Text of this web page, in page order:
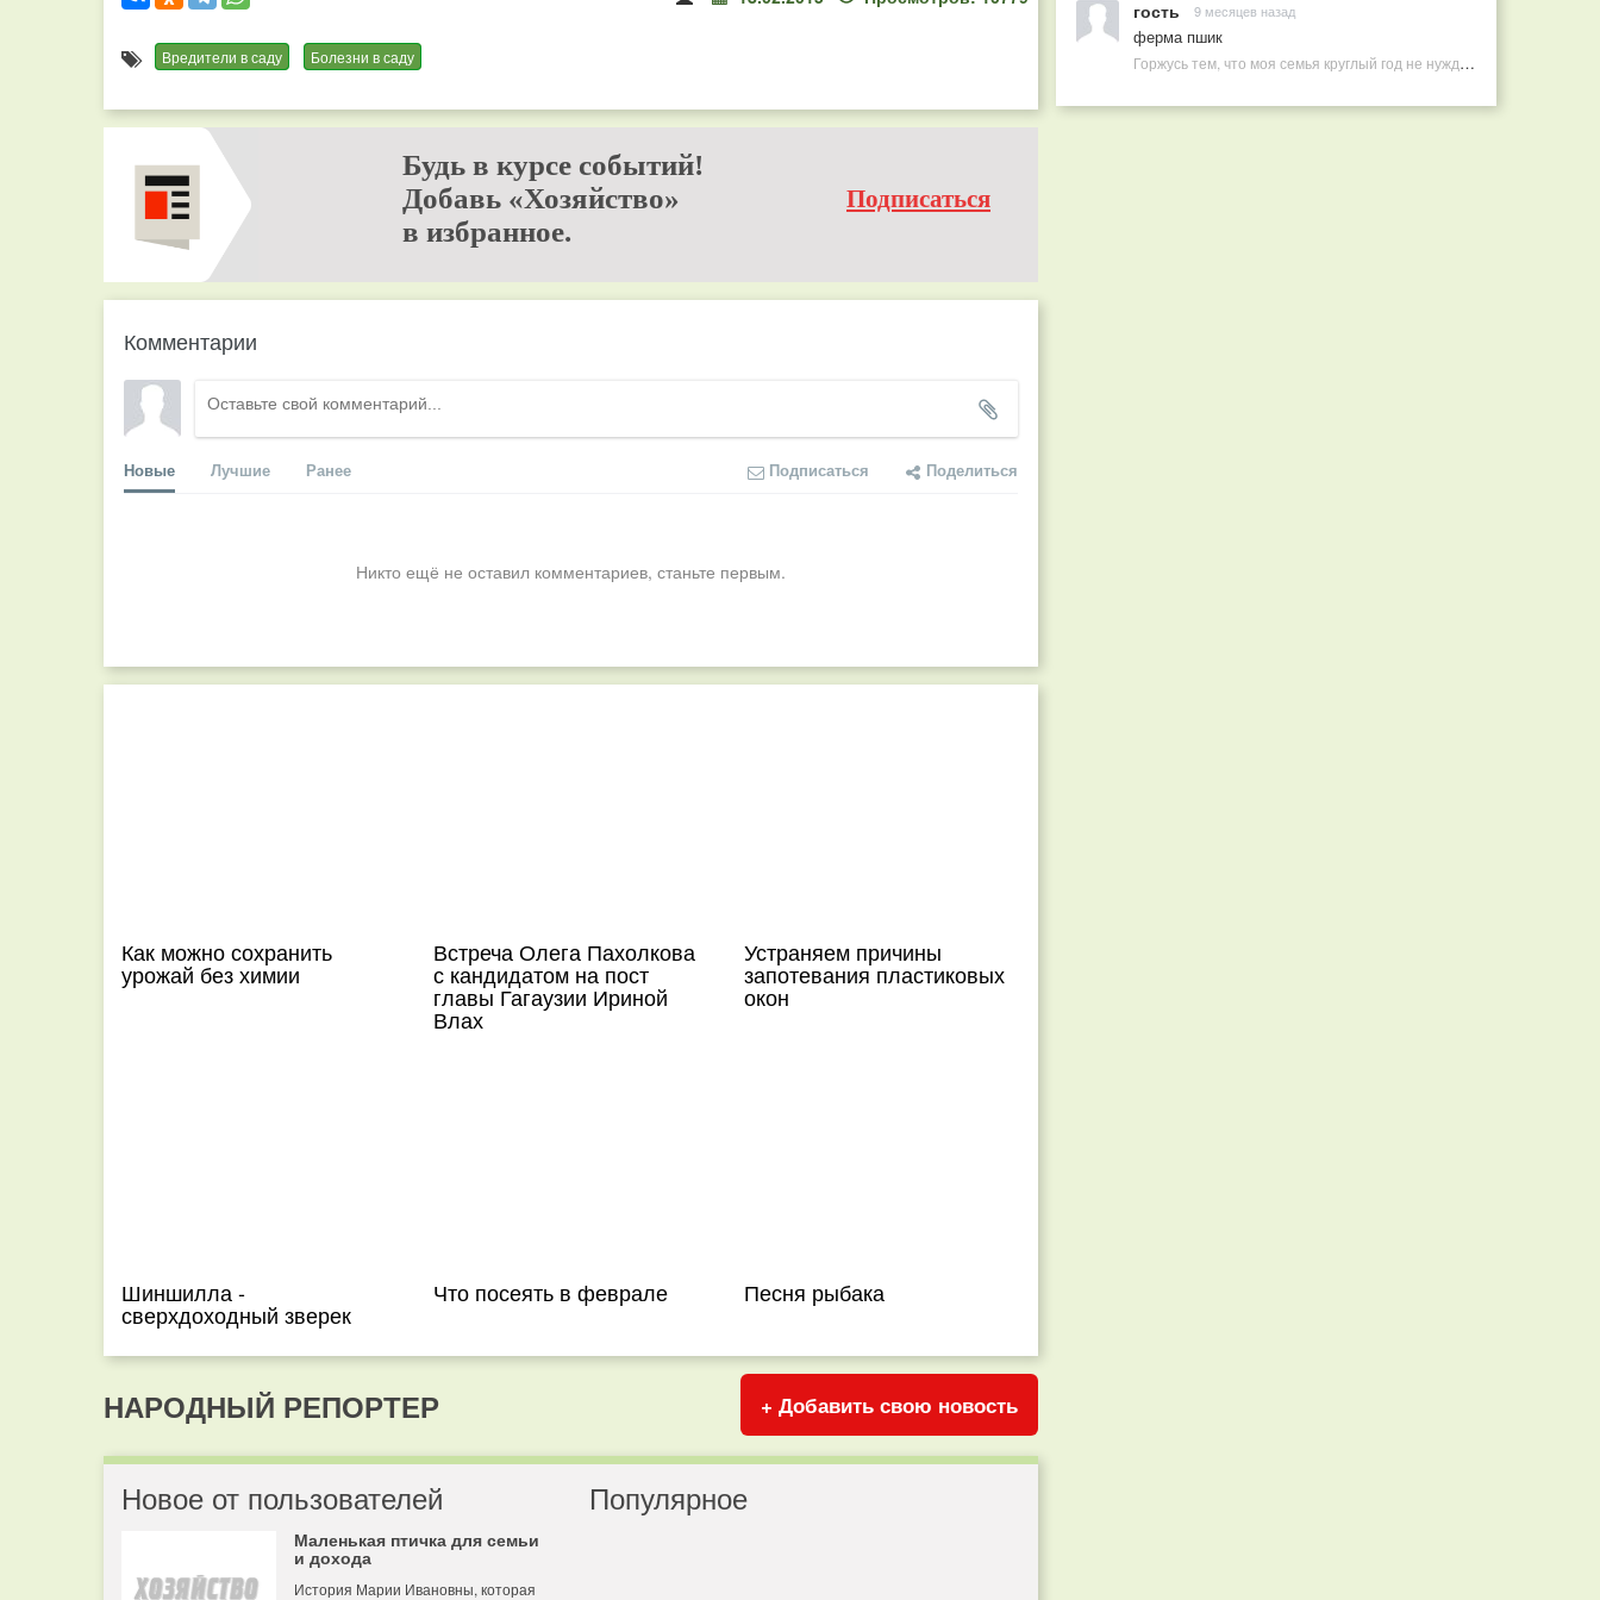
Вредители в саду Болезни в саду
Будь в курсе событий!
Добавь «Хозяйство»
в избранное.
Подписаться
Комментарии
Новые Лучшие Ранее Подписаться Поделиться
Никто ещё не оставил комментариев, станьте первым.
Как можно сохранить
урожай без химии
Встреча Олега Пахолкова
с кандидатом на пост
главы Гагаузии Ириной
Влах
Устраняем причины
запотевания пластиковых
окон
Шиншилла -
сверхдоходный зверек
Что посеять в феврале Песня рыбака
НАРОДНЫЙ РЕПОРТЕР + Добавить свою новость
Новое от пользователей
Маленькая птичка для семьи
и дохода
История Марии Ивановны, которая
Популярное
гость 9 месяцев назад
ферма пшик
Горжусь тем, что моя семья круглый год не нуждается в покупных витаминах